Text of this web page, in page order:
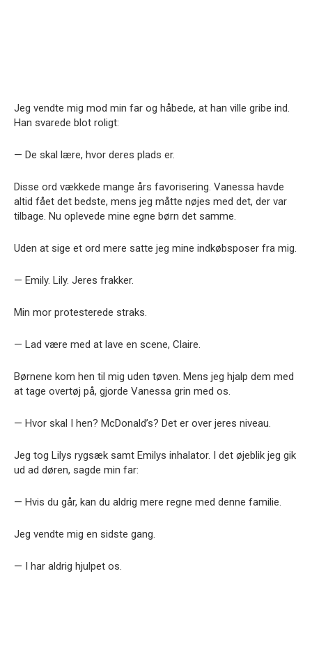
Jeg vendte mig mod min far og håbede, at han ville gribe ind.
Han svarede blot roligt:
— De skal lære, hvor deres plads er.
Disse ord vækkede mange års favorisering. Vanessa havde
altid fået det bedste, mens jeg måtte nøjes med det, der var
tilbage. Nu oplevede mine egne børn det samme.
Uden at sige et ord mere satte jeg mine indkøbsposer fra mig.
— Emily. Lily. Jeres frakker.
Min mor protesterede straks.
— Lad være med at lave en scene, Claire.
Børnene kom hen til mig uden tøven. Mens jeg hjalp dem med
at tage overtøj på, gjorde Vanessa grin med os.
— Hvor skal I hen? McDonald’s? Det er over jeres niveau.
Jeg tog Lilys rygsæk samt Emilys inhalator. I det øjeblik jeg gik
ud ad døren, sagde min far:
— Hvis du går, kan du aldrig mere regne med denne familie.
Jeg vendte mig en sidste gang.
— I har aldrig hjulpet os.